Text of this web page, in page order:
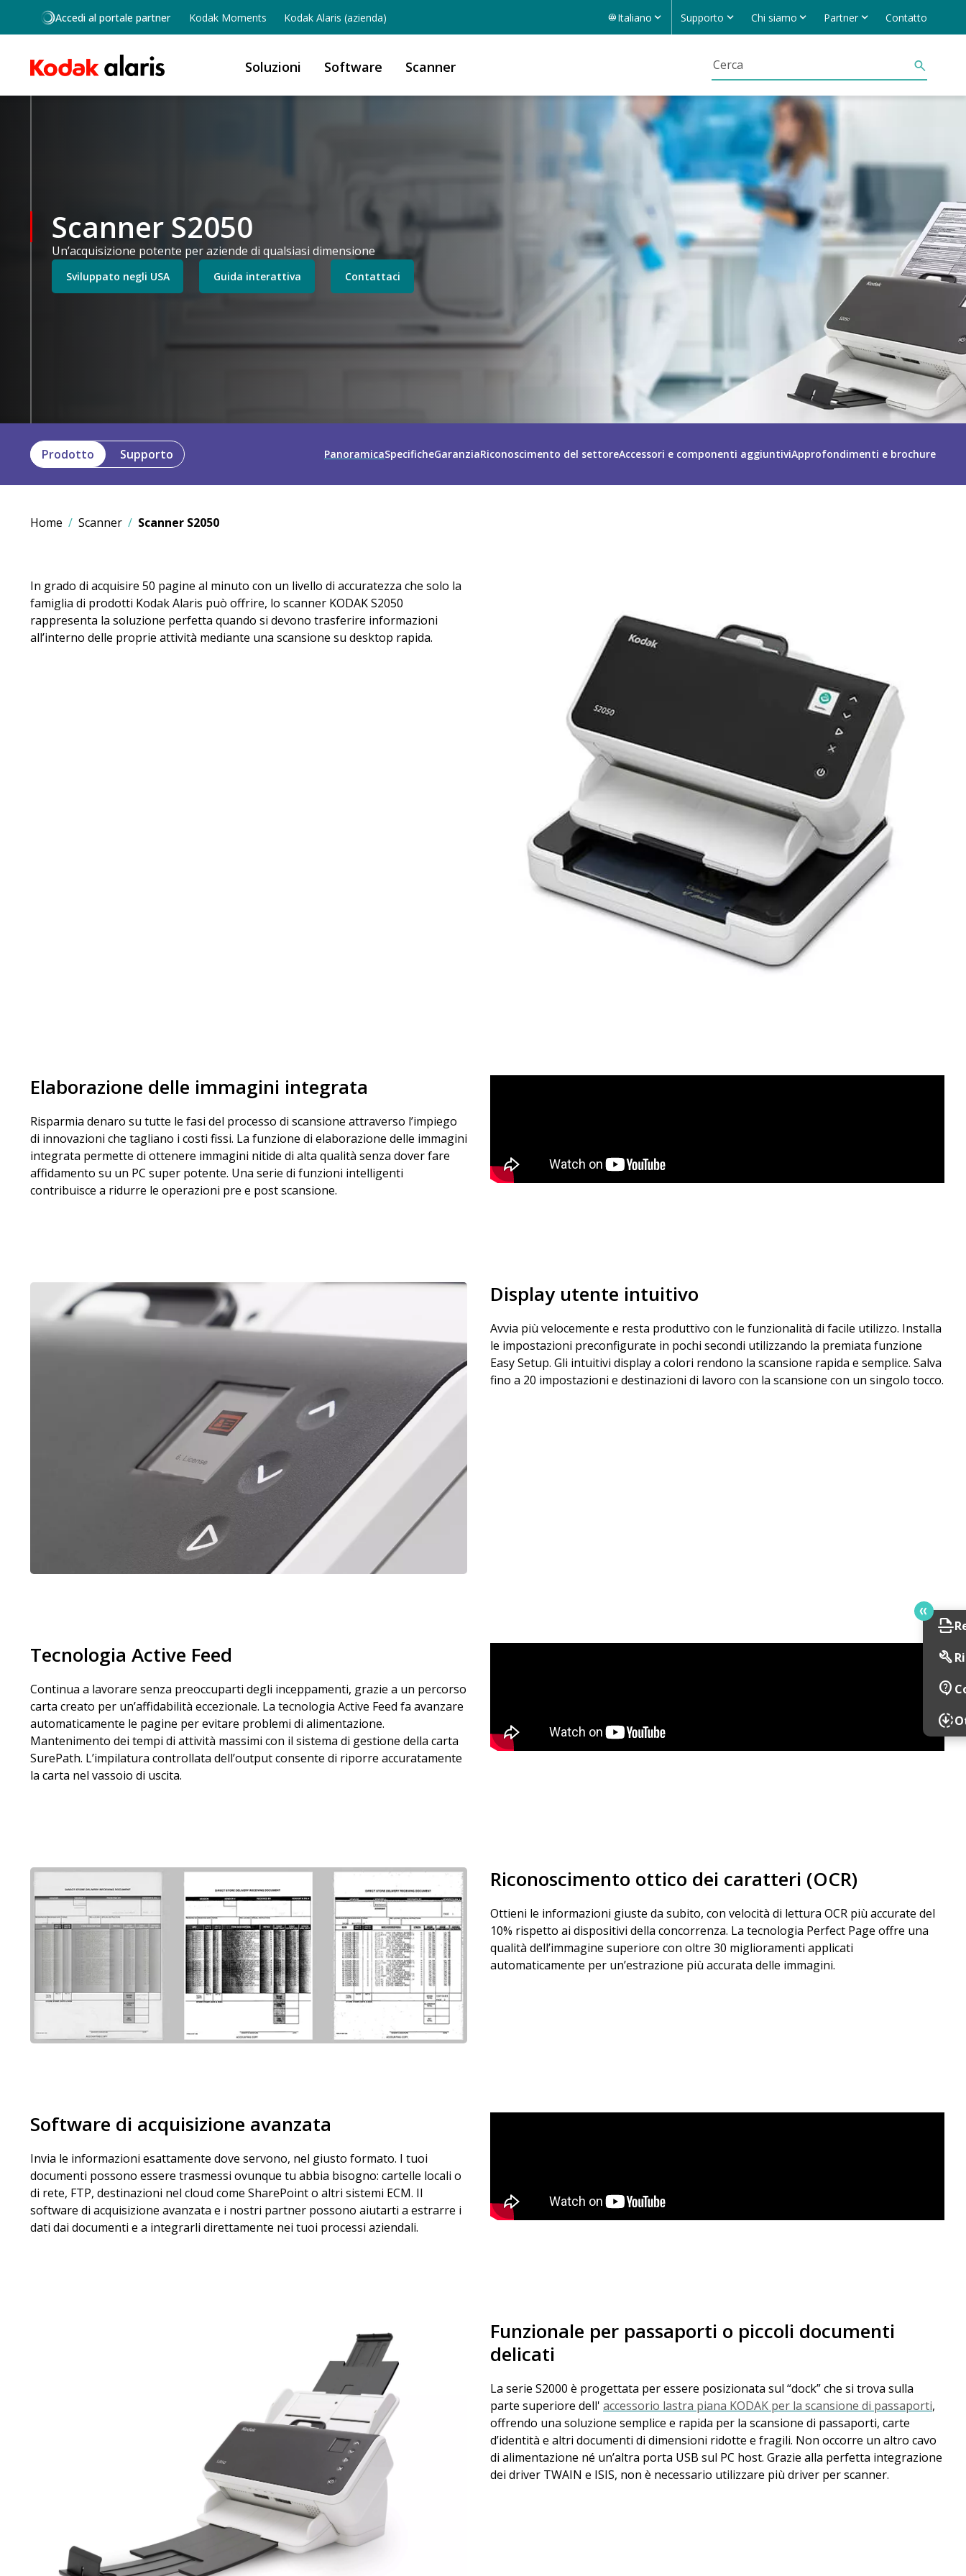
Salta al contenuto principale
Accedi al portale partner Kodak Moments Kodak Alaris (azienda) Italiano Supporto Chi siamo Partner Contatto
Soluzioni Software Scanner
Scanner S2050
Un’acquisizione potente per aziende di qualsiasi dimensione
Sviluppato negli USA Guida interattiva Contattaci
Prodotto Supporto PanoramicaSpecificheGaranziaRiconoscimento del settoreAccessori e componenti aggiuntiviApprofondimenti e brochure
Home Scanner Scanner S2050
In grado di acquisire 50 pagine al minuto con un livello di accuratezza che solo la
famiglia di prodotti Kodak Alaris può offrire, lo scanner KODAK S2050
rappresenta la soluzione perfetta quando si devono trasferire informazioni
all’interno delle proprie attività mediante una scansione su desktop rapida.
Elaborazione delle immagini integrata
Risparmia denaro su tutte le fasi del processo di scansione attraverso l’impiego
di innovazioni che tagliano i costi fissi. La funzione di elaborazione delle immagini
integrata permette di ottenere immagini nitide di alta qualità senza dover fare
affidamento su un PC super potente. Una serie di funzioni intelligenti
contribuisce a ridurre le operazioni pre e post scansione.
Display utente intuitivo
Avvia più velocemente e resta produttivo con le funzionalità di facile utilizzo. Installa
le impostazioni preconfigurate in pochi secondi utilizzando la premiata funzione
Easy Setup. Gli intuitivi display a colori rendono la scansione rapida e semplice. Salva
fino a 20 impostazioni e destinazioni di lavoro con la scansione con un singolo tocco.
Tecnologia Active Feed
Continua a lavorare senza preoccuparti degli inceppamenti, grazie a un percorso
carta creato per un’affidabilità eccezionale. La tecnologia Active Feed fa avanzare
automaticamente le pagine per evitare problemi di alimentazione.
Mantenimento dei tempi di attività massimi con il sistema di gestione della carta
SurePath. L’impilatura controllata dell’output consente di riporre accuratamente
la carta nel vassoio di uscita.
Immagine Riconoscimento ottico dei caratteri (OCR)
Ottieni le informazioni giuste da subito, con velocità di lettura OCR più accurate del
10% rispetto ai dispositivi della concorrenza. La tecnologia Perfect Page offre una
qualità dell’immagine superiore con oltre 30 miglioramenti applicati
automaticamente per un’estrazione più accurata delle immagini.
Software di acquisizione avanzata
Invia le informazioni esattamente dove servono, nel giusto formato. I tuoi
documenti possono essere trasmessi ovunque tu abbia bisogno: cartelle locali o
di rete, FTP, destinazioni nel cloud come SharePoint o altri sistemi ECM. Il
software di acquisizione avanzata e i nostri partner possono aiutarti a estrarre i
dati dai documenti e a integrarli direttamente nei tuoi processi aziendali.
Funzionale per passaporti o piccoli documenti
delicati
La serie S2000 è progettata per essere posizionata sul “dock” che si trova sulla
parte superiore dell' accessorio lastra piana KODAK per la scansione di passaporti,
offrendo una soluzione semplice e rapida per la scansione di passaporti, carte
d’identità e altri documenti di dimensioni ridotte e fragili. Non occorre un altro cavo
di alimentazione né un’altra porta USB sul PC host. Grazie alla perfetta integrazione
dei driver TWAIN e ISIS, non è necessario utilizzare più driver per scanner.
scan
build
contact_support
downloading